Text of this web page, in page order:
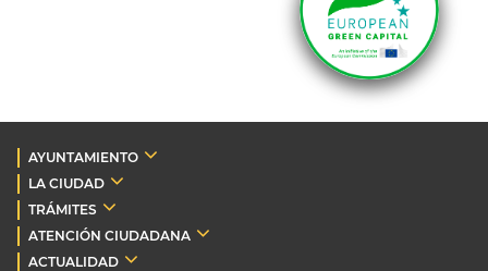
AYUNTAMIENTO
LA CIUDAD
TRÁMITES
ATENCIÓN CIUDADANA
ACTUALIDAD